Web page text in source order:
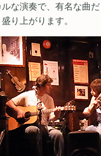
な演奏で、有名な曲
り上がります。